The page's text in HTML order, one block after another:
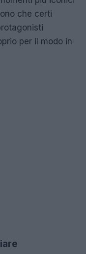
che certi
per il modo in